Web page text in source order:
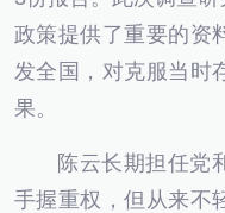
政策提供了重要的资
发全国，对克服当时
果。
陈云长期担任党
手握重权，但从来不